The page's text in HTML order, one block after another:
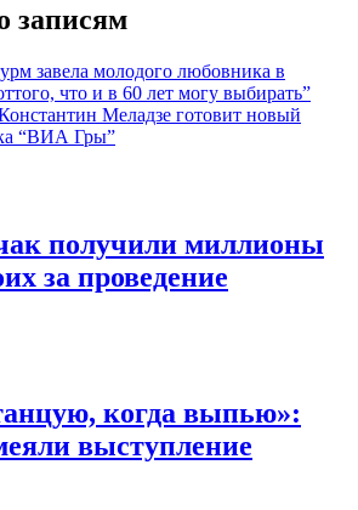
записям
завела молодого любовника в
что и в 60 лет могу выбирать”
Меладзе готовит новый
“ВИА Гры”
получили миллионы
за проведение
когда выпью»:
выступление